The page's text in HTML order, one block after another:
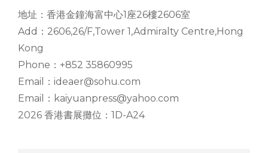
地址：香港金鐘海富中心1座26樓2606室
Add：2606,26/F,Tower 1,Admiralty Centre,Hong
Kong
Phone：+852 35860995
Email：ideaer@sohu.com
Email：kaiyuanpress@yahoo.com
2026 香港書展攤位：1D-A24